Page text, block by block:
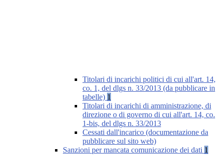
Titolari di incarichi politici di cui all'art. 14,
co. 1, del dlgs n. 33/2013 (da pubblicare in
tabelle) 1
Titolari di incarichi di amministrazione, di
direzione o di governo di cui all'art. 14, co.
1-bis, del dlgs n. 33/2013
Cessati dall'incarico (documentazione da
pubblicare sul sito web)
Sanzioni per mancata comunicazione dei dati 1